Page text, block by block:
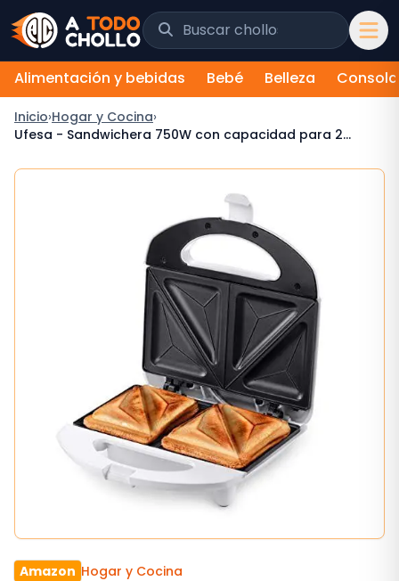
Saltar al contenido
Buscar chollos y tiendas
Alimentación y bebidas Bebé Belleza
Inicio›Hogar y Cocina›
Ufesa - Sandwichera 750W con capacidad para 2
Amazon Hogar y Cocina